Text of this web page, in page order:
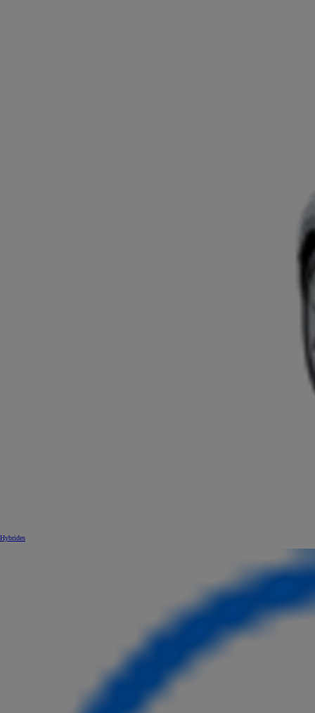
Hybrides